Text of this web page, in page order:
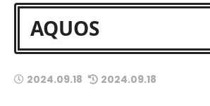
AQUOS
2024.09.18 2024.09.18